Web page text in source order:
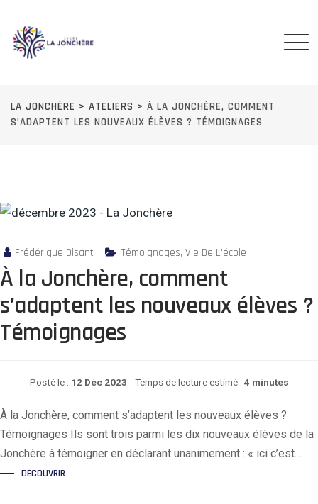
content
LA JONCHÈRE > ATELIERS > À LA JONCHÈRE, COMMENT
S’ADAPTENT LES NOUVEAUX ÉLÈVES ? TÉMOIGNAGES
Frédérique Disant Témoignages, Vie De L'école
À la Jonchère, comment
s’adaptent les nouveaux élèves ?
Témoignages
Posté le : 12 Déc 2023 - Temps de lecture estimé : 4 minutes
À la Jonchère, comment s’adaptent les nouveaux élèves ?
Témoignages Ils sont trois parmi les dix nouveaux élèves de la
Jonchère à témoigner en déclarant unanimement : « ici c’est…
DÉCOUVRIR